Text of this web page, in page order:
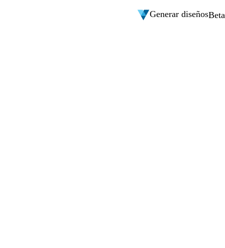
Generar diseñosBeta